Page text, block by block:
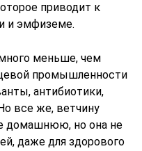
приводит к
и эмфиземе.
меньше, чем
промышленности
антибиотики,
все же, ветчину
домашнюю, но она не
даже для здорового